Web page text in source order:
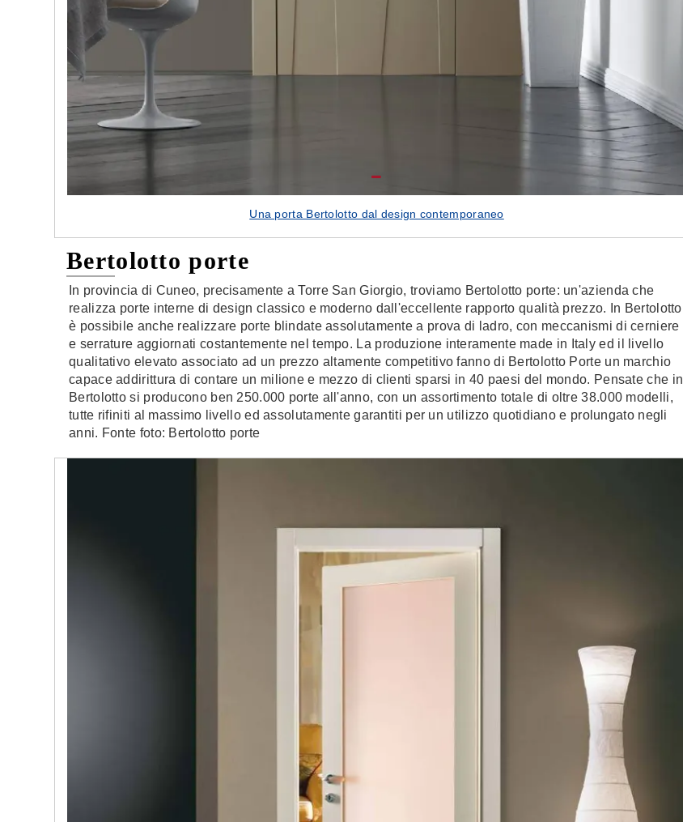
Una porta Bertolotto dal design contemporaneo
Bertolotto porte
In provincia di Cuneo, precisamente a Torre San Giorgio, troviamo Bertolotto porte: un'azienda che
realizza porte interne di design classico e moderno dall'eccellente rapporto qualità prezzo. In Bertolotto
è possibile anche realizzare porte blindate assolutamente a prova di ladro, con meccanismi di cerniere
e serrature aggiornati costantemente nel tempo. La produzione interamente made in Italy ed il livello
qualitativo elevato associato ad un prezzo altamente competitivo fanno di Bertolotto Porte un marchio
capace addirittura di contare un milione e mezzo di clienti sparsi in 40 paesi del mondo. Pensate che in
Bertolotto si producono ben 250.000 porte all'anno, con un assortimento totale di oltre 38.000 modelli,
tutte rifiniti al massimo livello ed assolutamente garantiti per un utilizzo quotidiano e prolungato negli
anni. Fonte foto: Bertolotto porte